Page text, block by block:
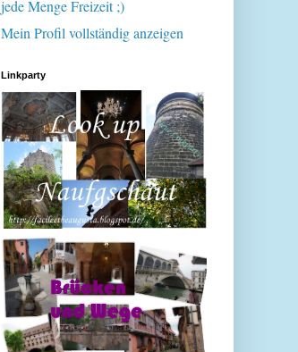
jede Menge Freizeit ;)
Mein Profil vollständig anzeigen
Linkparty